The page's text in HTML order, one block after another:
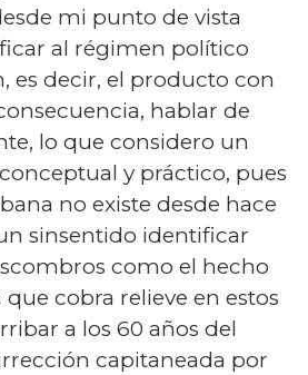
mi punto de vista
al régimen político
es decir, el producto con
hablar de
lo que considero un
y práctico, pues
no existe desde hace
sinsentido identificar
como el hecho
que cobra relieve en estos
a los 60 años del
capitaneada por